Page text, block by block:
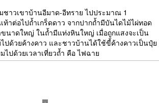
าวเขาบ้านอีมาด-อีทราย ไปประมาณ 1
ท้าต่อไปถ้ำเกร็ดดาว จากปากถ้ำมีบันไดไม้ไผ่ทอด
ขนาดใหญ่ ในถ้ำมีแท่งหินใหญ่ เมื่อถูกแสงจะเป็น
ปด้วยค้างคาว และชาวบ้านได้ใช้ขี้ค้างคาวเป็นปุ๋ย
ไปด้วยเวลาเที่ยวถ้ำ คือ ไฟฉาย